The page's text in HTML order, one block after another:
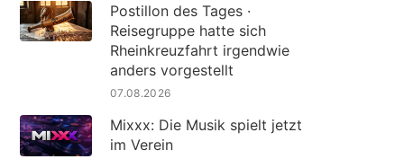
Postillon des Tages ·
Reisegruppe hatte sich
Rheinkreuzfahrt irgendwie
anders vorgestellt
07.08.2026
Mixxx: Die Musik spielt jetzt
im Verein